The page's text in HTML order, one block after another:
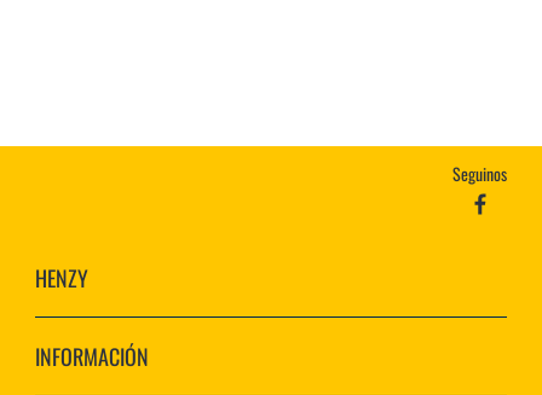
Seguinos
HENZY
INFORMACIÓN